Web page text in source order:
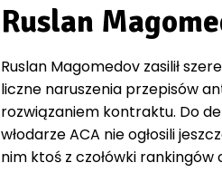
Ruslan
Ruslan Magomedov zasilił
liczne naruszenia przepisów
rozwiązaniem kontraktu. Do
włodarze ACA nie ogłosili
nim ktoś z czołówki rankingów